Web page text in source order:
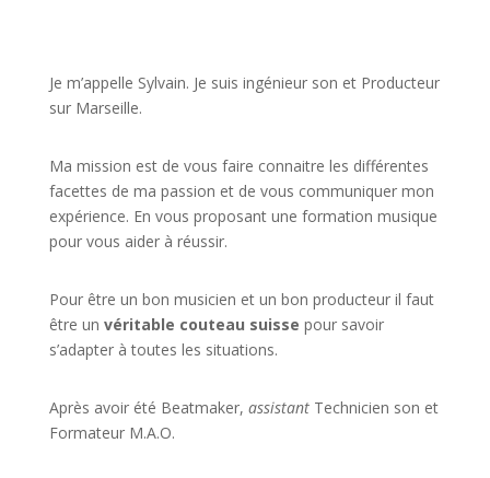
Je m’appelle Sylvain. Je suis ingénieur son et Producteur
sur Marseille.
Ma mission est de vous faire connaitre les différentes
facettes de ma passion et de vous communiquer mon
expérience. En vous proposant une formation musique
pour vous aider à réussir.
Pour être un bon musicien et un bon producteur il faut
être un véritable couteau suisse pour savoir
s’adapter à toutes les situations.
Après avoir été Beatmaker, assistant Technicien son et
Formateur M.A.O.